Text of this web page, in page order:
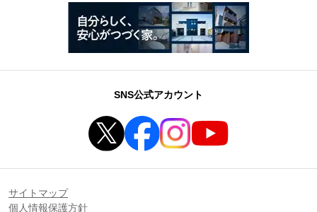
SNS公式アカウント
サイトマップ
個人情報保護方針